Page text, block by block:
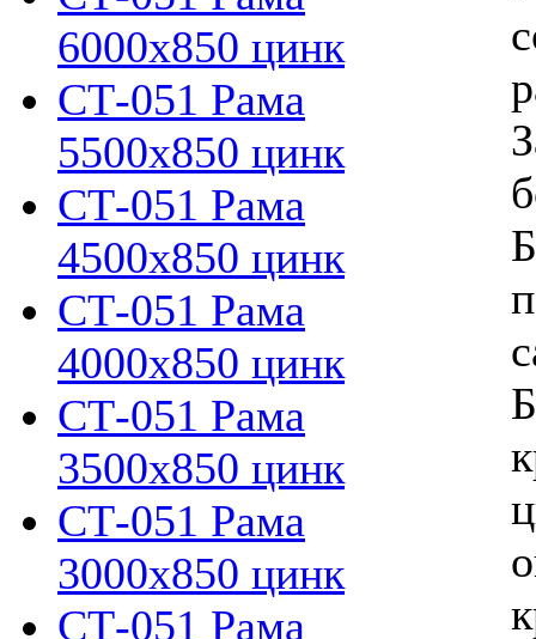
6000х850 цинк
СТ-051 Рама
5500х850 цинк
СТ-051 Рама
4500х850 цинк
СТ-051 Рама
4000х850 цинк
СТ-051 Рама
3500х850 цинк
СТ-051 Рама
3000х850 цинк
СТ-051 Рама